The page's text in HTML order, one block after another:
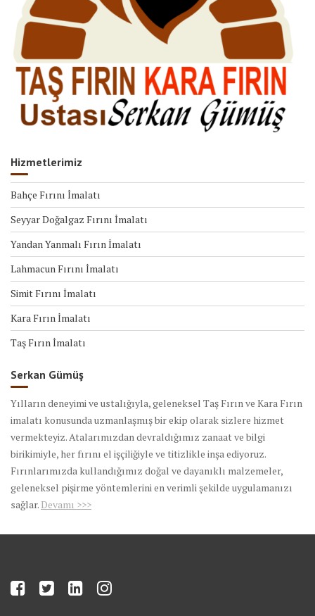
Hizmetlerimiz
Bahçe Fırını İmalatı
Seyyar Doğalgaz Fırını İmalatı
Yandan Yanmalı Fırın İmalatı
Lahmacun Fırını İmalatı
Simit Fırını İmalatı
Kara Fırın İmalatı
Taş Fırın İmalatı
Serkan Gümüş
Yılların deneyimi ve ustalığıyla, geleneksel Taş Fırın ve Kara Fırın
imalatı konusunda uzmanlaşmış bir ekip olarak sizlere hizmet
vermekteyiz. Atalarımızdan devraldığımız zanaat ve bilgi
birikimiyle, her fırını el işçiliğiyle ve titizlikle inşa ediyoruz.
Fırınlarımızda kullandığımız doğal ve dayanıklı malzemeler,
geleneksel pişirme yöntemlerini en verimli şekilde uygulamanızı
sağlar. Devamı >>>